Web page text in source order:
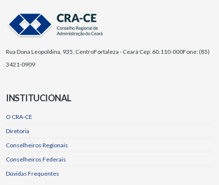
Rua Dona Leopoldina, 935, CentroFortaleza - Ceará Cep: 60.110-000Fone: (85)
3421-0909
INSTITUCIONAL
O CRA-CE
Diretoria
Conselheiros Regionais
Conselheiros Federais
Dúvidas Frequentes